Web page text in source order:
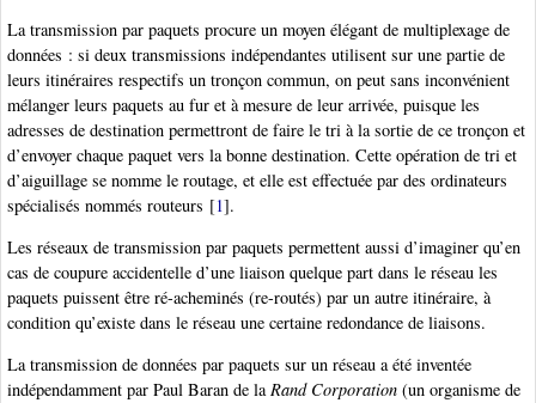
La transmission par paquets procure un moyen élégant de multiplexage de
données : si deux transmissions indépendantes utilisent sur une partie de
leurs itinéraires respectifs un tronçon commun, on peut sans inconvénient
mélanger leurs paquets au fur et à mesure de leur arrivée, puisque les
adresses de destination permettront de faire le tri à la sortie de ce tronçon et
d’envoyer chaque paquet vers la bonne destination. Cette opération de tri et
d’aiguillage se nomme le routage, et elle est effectuée par des ordinateurs
spécialisés nommés routeurs [1].
Les réseaux de transmission par paquets permettent aussi d’imaginer qu’en
cas de coupure accidentelle d’une liaison quelque part dans le réseau les
paquets puissent être ré-acheminés (re-routés) par un autre itinéraire, à
condition qu’existe dans le réseau une certaine redondance de liaisons.
La transmission de données par paquets sur un réseau a été inventée
indépendamment par Paul Baran de laRand Corporation (un organisme de